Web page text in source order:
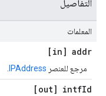
التفاصيل
المعلمات
[in] addr
مرجع للعنصر IPAddress
[out] intfId